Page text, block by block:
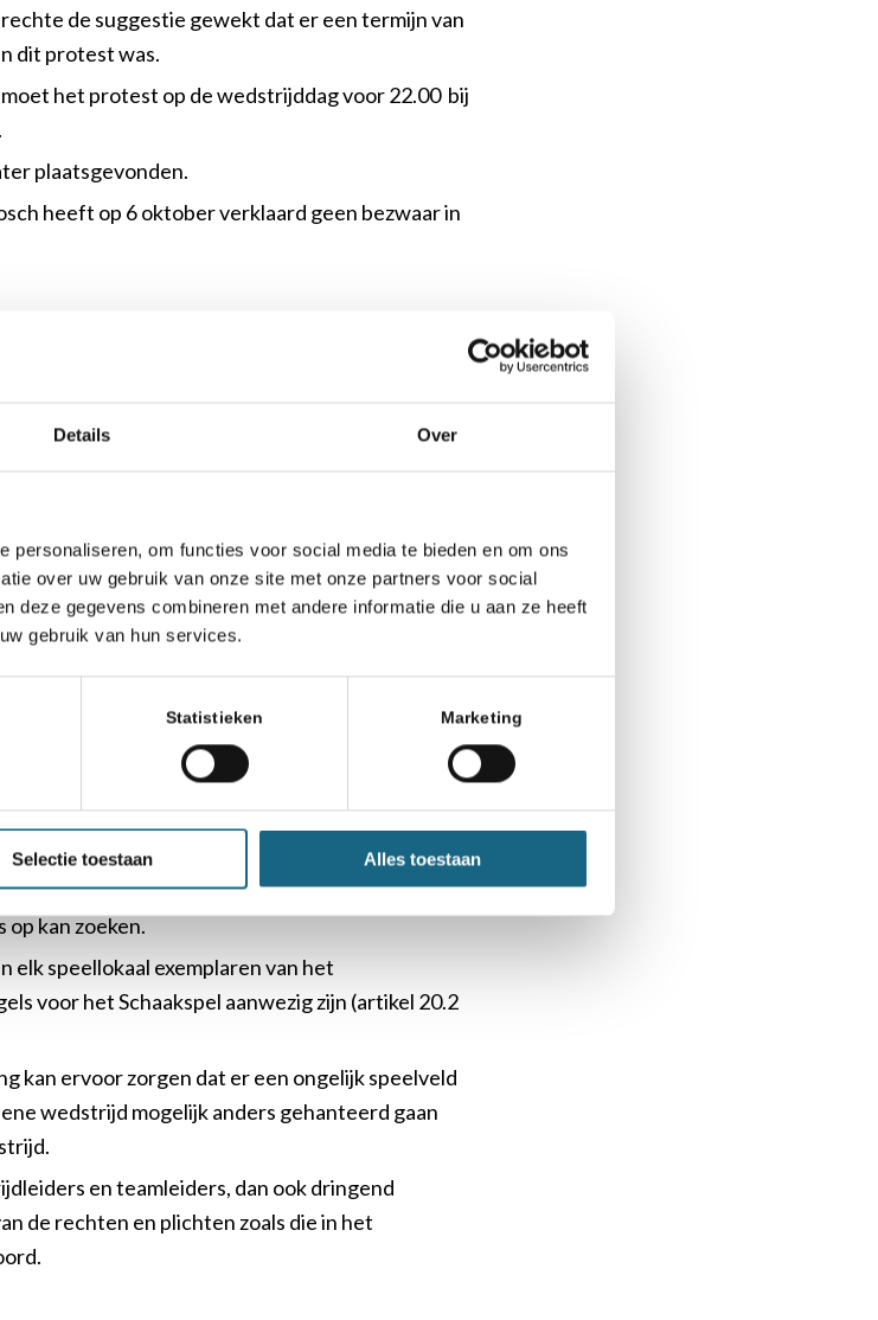
Details Over
personaliseren, om functies voor social media te bieden en om ons
over uw gebruik van onze site met onze partners voor social
deze gegevens combineren met andere informatie die u aan ze heeft
gebruik van hun services.
Statistieken Marketing
Selectie toestaan Alles toestaan
de suggestie gewekt dat er een termijn van
dit protest was.
het protest op de wedstrijddag voor 22.00 bij
plaatsgevonden.
heeft op 6 oktober verklaard geen bezwaar in
bezwaar in te willen dienen
protest is gebaseerd op procedurele argumenten,
geweten hebben gehandeld en dat alle
onvoldoende kennis van het competitiereglement
erg zorgelijk, omdat eenieder er normaliter van uit
KNSB-competitie weten welke regels er gelden of
op kan zoeken.
elk speellokaal exemplaren van het
voor het Schaakspel aanwezig zijn (artikel 20.2
kan ervoor zorgen dat er een ongelijk speelveld
wedstrijd mogelijk anders gehanteerd gaan
en teamleiders, dan ook dringend
de rechten en plichten zoals die in het